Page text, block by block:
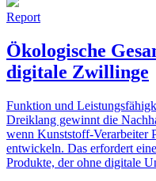
Report
Ökologische
digitale Zwillinge
Funktion und
Dreiklang gewinnt die
wenn Kunststoff-Verarbeiter
entwickeln. Das erfordert
Produkte, der ohne digitale